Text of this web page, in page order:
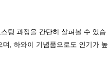
팅 과정을 간단히 살펴볼 수 있습
, 하와이 기념품으로도 인기가 높